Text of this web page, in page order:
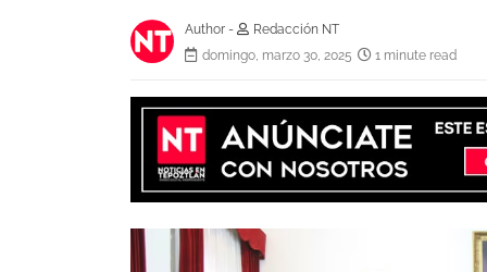
Author -
Redacción NT
domingo, marzo 30, 2025
1 minute read